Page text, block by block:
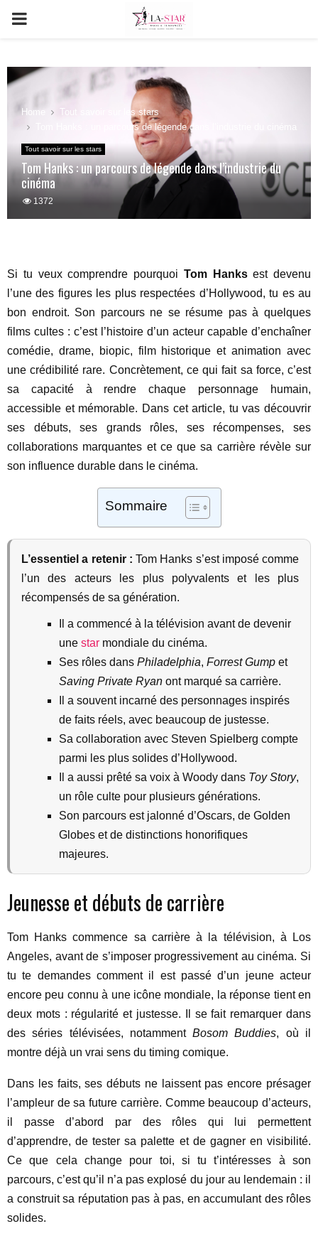
PRIMARY
Home
Tout savoir sur les stars
Tom Hanks : un parcours de légende dans l’industrie du cinéma
Tout savoir sur les stars
Tom Hanks : un parcours de légende dans l’industrie du
cinéma
1372
Si tu veux comprendre pourquoi Tom Hanksest devenu
l’une des figures les plus respectées d’Hollywood, tu es au
bon endroit. Son parcours ne se résume pas à quelques
films cultes : c’est l’histoire d’un acteur capable d’enchaîner
comédie, drame, biopic, film historique et animation avec
une crédibilité rare. Concrètement, ce qui fait sa force, c’est
sa capacité à rendre chaque personnage humain,
accessible et mémorable. Dans cet article, tu vas découvrir
ses débuts, ses grands rôles, ses récompenses, ses
collaborations marquantes et ce que sa carrière révèle sur
son influence durable dans le cinéma.
Sommaire
L’essentiel a retenir : Tom Hanks s’est imposé comme
l’un des acteurs les plus polyvalents et les plus
récompensés de sa génération.
Il a commencé à la télévision avant de devenir
une star mondiale du cinéma.
Ses rôles dans Philadelphia, Forrest Gump et
Saving Private Ryan ont marqué sa carrière.
Il a souvent incarné des personnages inspirés
de faits réels, avec beaucoup de justesse.
Sa collaboration avec Steven Spielberg compte
parmi les plus solides d’Hollywood.
Il a aussi prêté sa voix à Woody dans Toy Story,
un rôle culte pour plusieurs générations.
Son parcours est jalonné d’Oscars, de Golden
Globes et de distinctions honorifiques
majeures.
Jeunesse et débuts de carrière
Tom Hanks commence sa carrière à la télévision, à Los
Angeles, avant de s’imposer progressivement au cinéma. Si
tu te demandes comment il est passé d’un jeune acteur
encore peu connu à une icône mondiale, la réponse tient en
deux mots : régularité et justesse. Il se fait remarquer dans
des séries télévisées, notammentBosom Buddies, où il
montre déjà un vrai sens du timing comique.
Dans les faits, ses débuts ne laissent pas encore présager
l’ampleur de sa future carrière. Comme beaucoup d’acteurs,
il passe d’abord par des rôles qui lui permettent
d’apprendre, de tester sa palette et de gagner en visibilité.
Ce que cela change pour toi, si tu t’intéresses à son
parcours, c’est qu’il n’a pas explosé du jour au lendemain : il
a construit sa réputation pas à pas, en accumulant des rôles
solides.